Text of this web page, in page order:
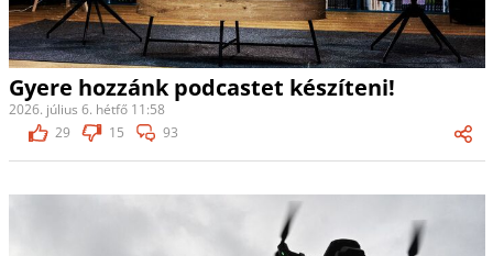
Gyere hozzánk podcastet készíteni!
2026. július 6. hétfő 11:58
29
15 93